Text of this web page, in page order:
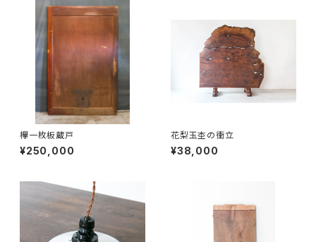
欅一枚板蔵戸
¥250,000
花梨玉杢の衝立
¥38,000